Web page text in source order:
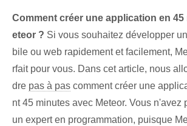
Comment créer une application en 45
eteor ? Si vous souhaitez développer
bile ou web rapidement et facilement,
rfait pour vous. Dans cet article, nous
dre pas à pas comment créer une
nt 45 minutes avec Meteor. Vous n'avez
un expert en programmation, puisque